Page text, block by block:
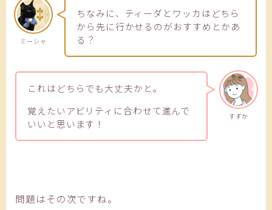
ミーシャ
ちなみに、ティーダとワッカはどちら
から先に行かせるのがおすすめとかあ
る？
すずか
これはどちらでも大丈夫かと。
覚えたいアビリティに合わせて進んで
いいと思います！
問題はその次ですね。